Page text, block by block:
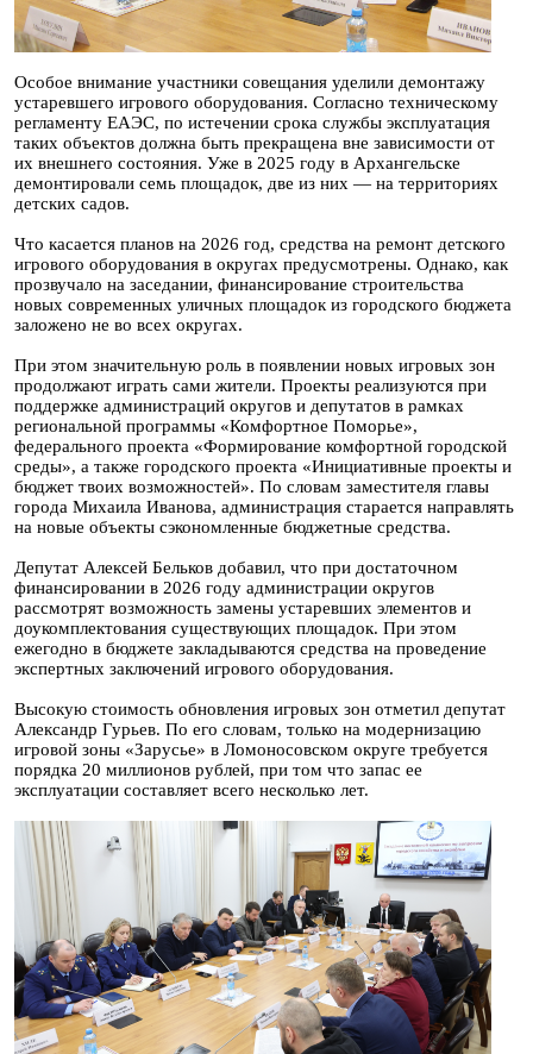
Особое внимание участники совещания уделили демонтажу
устаревшего игрового оборудования. Согласно техническому
регламенту ЕАЭС, по истечении срока службы эксплуатация
таких объектов должна быть прекращена вне зависимости от
их внешнего состояния. Уже в 2025 году в Архангельске
демонтировали семь площадок, две из них — на территориях
детских садов.
Что касается планов на 2026 год, средства на ремонт детского
игрового оборудования в округах предусмотрены. Однако, как
прозвучало на заседании, финансирование строительства
новых современных уличных площадок из городского бюджета
заложено не во всех округах.
При этом значительную роль в появлении новых игровых зон
продолжают играть сами жители. Проекты реализуются при
поддержке администраций округов и депутатов в рамках
региональной программы «Комфортное Поморье»,
федерального проекта «Формирование комфортной городской
среды», а также городского проекта «Инициативные проекты и
бюджет твоих возможностей». По словам заместителя главы
города Михаила Иванова, администрация старается направлять
на новые объекты сэкономленные бюджетные средства.
Депутат Алексей Бельков добавил, что при достаточном
финансировании в 2026 году администрации округов
рассмотрят возможность замены устаревших элементов и
доукомплектования существующих площадок. При этом
ежегодно в бюджете закладываются средства на проведение
экспертных заключений игрового оборудования.
Высокую стоимость обновления игровых зон отметил депутат
Александр Гурьев. По его словам, только на модернизацию
игровой зоны «Зарусье» в Ломоносовском округе требуется
порядка 20 миллионов рублей, при том что запас ее
эксплуатации составляет всего несколько лет.